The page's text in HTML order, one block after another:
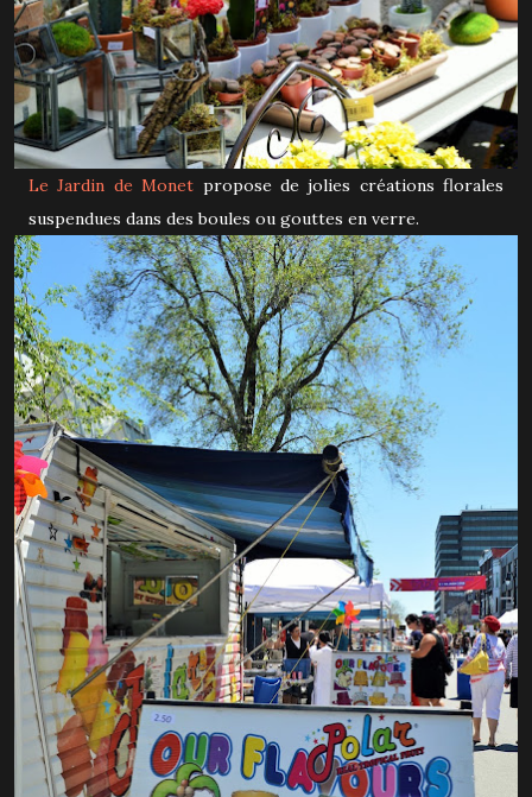
Le Jardin de Monet propose de jolies créations florales
suspendues dans des boules ou gouttes en verre.